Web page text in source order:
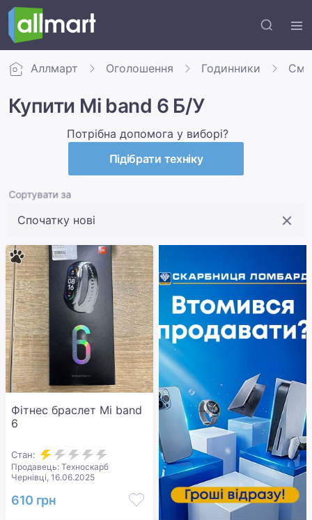
Аллмарт Оголошення Годинники
Купити Mi band 6 Б/У
Потрібна допомога у виборі?
Підібрати техніку
Сортувати за
Фітнес браслет Mi band
6
Стан:
Продавець: Техноскарб
Чернівці, 16.06.2025
610 грн